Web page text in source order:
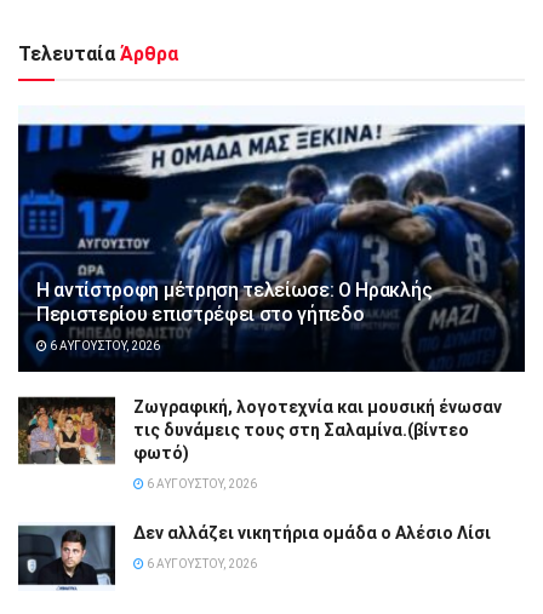
Τελευταία Άρθρα
Η αντίστροφη μέτρηση τελείωσε: Ο Ηρακλής
Περιστερίου επιστρέφει στο γήπεδο
6 ΑΥΓΟΎΣΤΟΥ, 2026
Ζωγραφική, λογοτεχνία και μουσική ένωσαν
τις δυνάμεις τους στη Σαλαμίνα.(βίντεο
φωτό)
6 ΑΥΓΟΎΣΤΟΥ, 2026
Δεν αλλάζει νικητήρια ομάδα ο Αλέσιο Λίσι
6 ΑΥΓΟΎΣΤΟΥ, 2026